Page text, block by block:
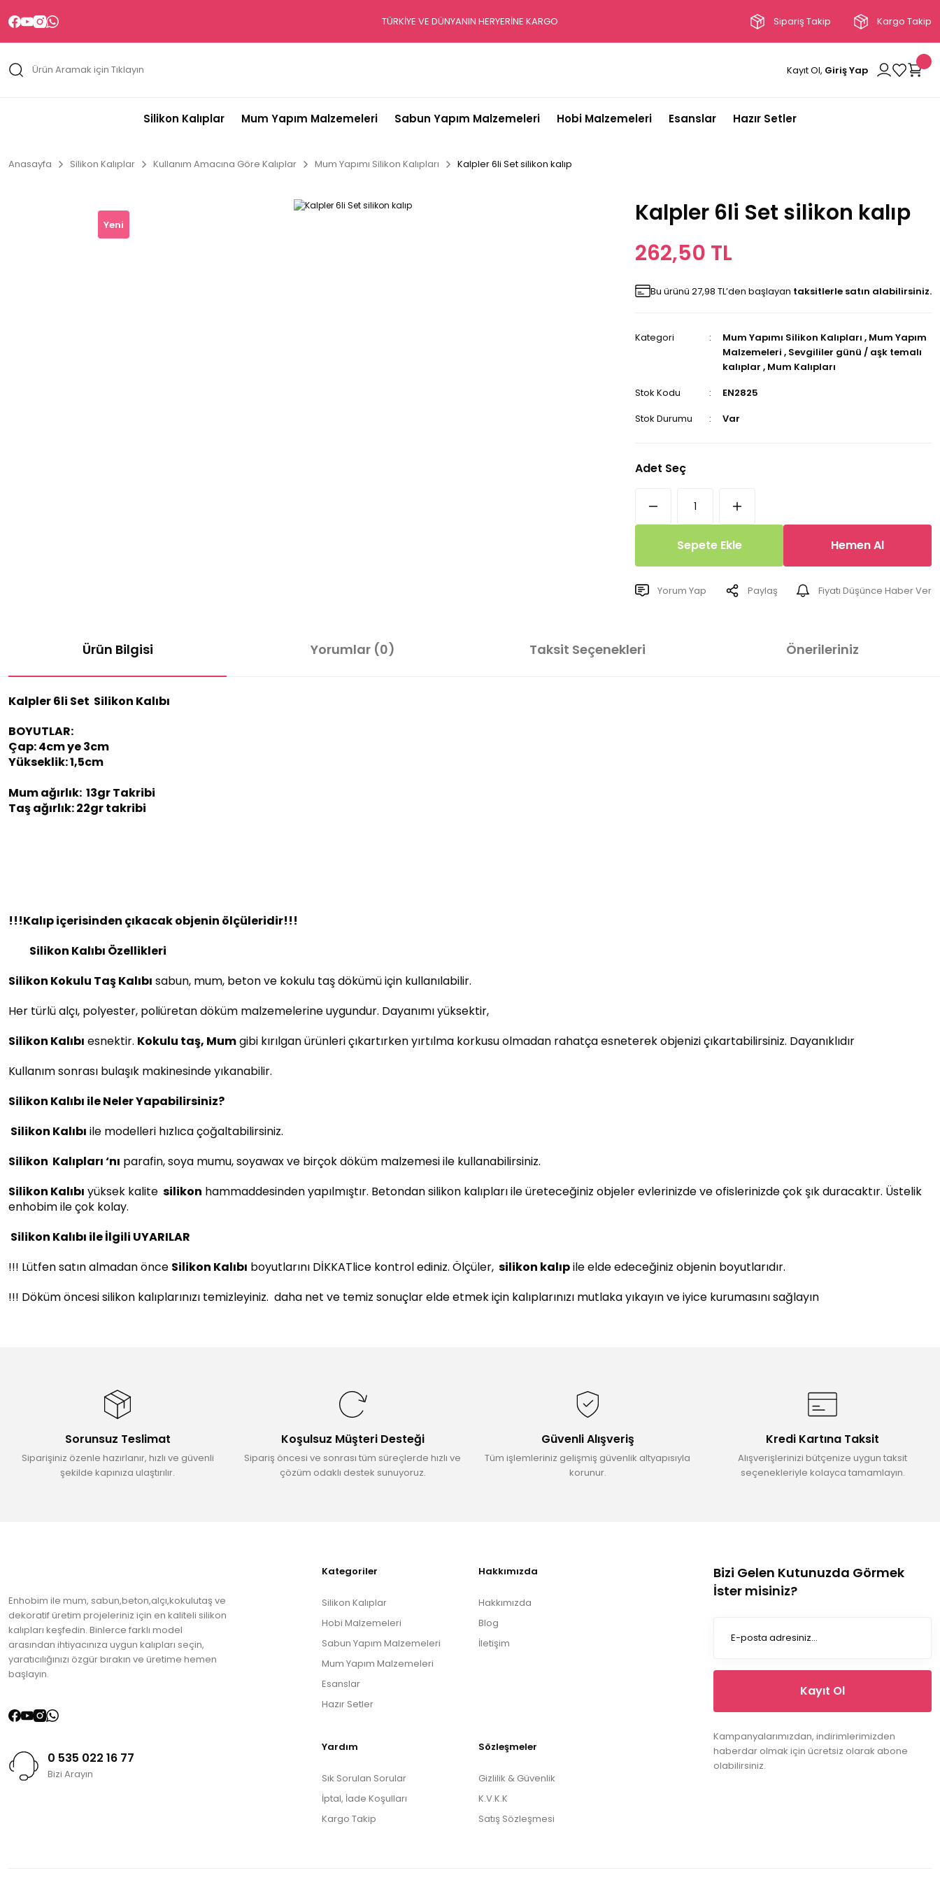
TÜRKİYE VE DÜNYANIN HERYERİNE KARGO Sipariş Takip Kargo Takip
Kayıt Ol, Giriş Yap
Silikon Kalıplar Mum Yapım Malzemeleri Sabun Yapım Malzemeleri Hobi Malzemeleri Esanslar Hazır Setler
Anasayfa Silikon Kalıplar Kullanım Amacına Göre Kalıplar Mum Yapımı Silikon Kalıpları Kalpler 6li Set silikon kalıp
Yeni
Kalpler 6li Set silikon kalıp
262,50 TL
Bu ürünü 27,98 TL’den başlayan taksitlerle satın alabilirsiniz.
Kategori Mum Yapımı Silikon Kalıpları , Mum Yapım
Malzemeleri , Sevgililer günü / aşk temalı
kalıplar , Mum Kalıpları
Stok Kodu
EN2825
Stok Durumu
Var
Adet Seç
Sepete Ekle Hemen Al
Yorum Yap Paylaş Fiyatı Düşünce Haber Ver
Ürün Bilgisi Yorumlar (0) Taksit Seçenekleri Önerileriniz
Kalpler 6li Set Silikon Kalıbı
BOYUTLAR:
Çap: 4cm ye 3cm
Yükseklik: 1,5cm
Mum ağırlık: 13gr Takribi
Taş ağırlık: 22gr takribi
!!!Kalıp içerisinden çıkacak objenin ölçüleridir!!!
Silikon Kalıbı Özellikleri
Silikon Kokulu Taş Kalıbı sabun, mum, beton ve kokulu taş dökümü için kullanılabilir.
Her türlü alçı, polyester, poliüretan döküm malzemelerine uygundur. Dayanımı yüksektir,
Silikon Kalıbı esnektir. Kokulu taş, Mumgibi kırılgan ürünleri çıkartırken yırtılma korkusu olmadan rahatça esneterek objenizi çıkartabilirsiniz. Dayanıklıdır
Kullanım sonrası bulaşık makinesinde yıkanabilir.
Silikon Kalıbı ile Neler Yapabilirsiniz?
Silikon Kalıbı ile modelleri hızlıca çoğaltabilirsiniz.
Silikon Kalıpları ‘nı parafin, soya mumu, soyawax ve birçok döküm malzemesi ile kullanabilirsiniz.
Silikon Kalıbı yüksek kalite silikon hammaddesinden yapılmıştır. Betondan silikon kalıpları ile üreteceğiniz objeler evlerinizde ve ofislerinizde çok şık duracaktır. Üstelik
enhobim ile çok kolay.
Silikon Kalıbı ile İlgili UYARILAR
!!! Lütfen satın almadan önce Silikon Kalıbı boyutlarını DİKKATlice kontrol ediniz. Ölçüler, silikon kalıpile elde edeceğiniz objenin boyutlarıdır.
!!! Döküm öncesi silikon kalıplarınızı temizleyiniz. daha net ve temiz sonuçlar elde etmek için kalıplarınızı mutlaka yıkayın ve iyice kurumasını sağlayın
Ürün açıklamasında eksik bilgiler bulunuyor.
Ürün fiyatı diğer sitelerden daha pahalı.
Bu ürüne benzer farklı alternatifler olmalı.
Sorunsuz Teslimat
Siparişiniz özenle hazırlanır, hızlı ve güvenli
şekilde kapınıza ulaştırılır.
Koşulsuz Müşteri Desteği
Sipariş öncesi ve sonrası tüm süreçlerde hızlı ve
çözüm odaklı destek sunuyoruz.
Güvenli Alışveriş
Tüm işlemleriniz gelişmiş güvenlik altyapısıyla
korunur.
Kredi Kartına Taksit
Alışverişlerinizi bütçenize uygun taksit
seçenekleriyle kolayca tamamlayın.
Enhobim ile mum, sabun,beton,alçı,kokulutaş ve
dekoratif üretim projeleriniz için en kaliteli silikon
kalıpları keşfedin. Binlerce farklı model
arasından ihtiyacınıza uygun kalıpları seçin,
yaratıcılığınızı özgür bırakın ve üretime hemen
başlayın.
0 535 022 16 77
Bizi Arayın
Kategoriler
Silikon Kalıplar
Hobi Malzemeleri
Sabun Yapım Malzemeleri
Mum Yapım Malzemeleri
Esanslar
Hazır Setler
Hakkımızda
Hakkımızda
Blog
İletişim
Yardım
Sık Sorulan Sorular
İptal, İade Koşulları
Kargo Takip
Sözleşmeler
Gizlilik & Güvenlik
K.V.K.K
Satış Sözleşmesi
Bizi Gelen Kutunuzda Görmek
İster misiniz?
Kayıt Ol
Kampanyalarımızdan, indirimlerimizden
haberdar olmak için ücretsiz olarak abone
olabilirsiniz.